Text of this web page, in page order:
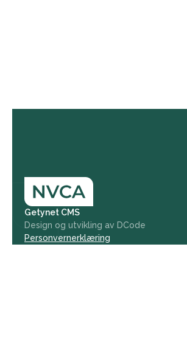
Getynet CMS
Design og utvikling av DCode
Personvernerklæring